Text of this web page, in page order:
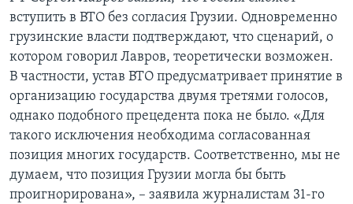
вступить в ВТО без согласия Грузии. Одновременно
грузинские власти подтверждают, что сценарий, о
котором говорил Лавров, теоретически возможен.
В частности, устав ВТО предусматривает принятие в
организацию государства двумя третями голосов,
однако подобного прецедента пока не было. «Для
такого исключения необходима согласованная
позиция многих государств. Соответственно, мы не
думаем, что позиция Грузии могла бы быть
проигнорирована», – заявила журналистам 31-го